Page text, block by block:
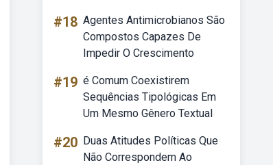
#18 Agentes Antimicrobianos São
Compostos Capazes De
Impedir O Crescimento
#19 é Comum Coexistirem
Sequências Tipológicas Em
Um Mesmo Gênero Textual
#20 Duas Atitudes Políticas Que
Não Correspondem Ao